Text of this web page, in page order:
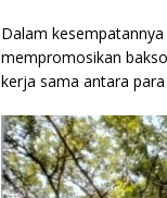
Dalam
mempromosikan
kerja sama antara